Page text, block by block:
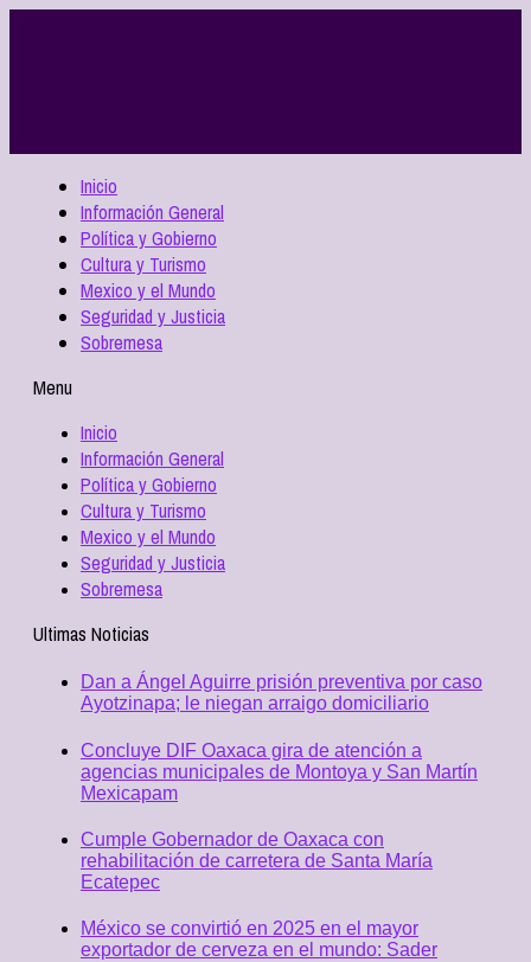
Inicio
Información General
Política y Gobierno
Cultura y Turismo
Mexico y el Mundo
Seguridad y Justicia
Sobremesa
Menu
Inicio
Información General
Política y Gobierno
Cultura y Turismo
Mexico y el Mundo
Seguridad y Justicia
Sobremesa
Ultimas Noticias
Dan a Ángel Aguirre prisión preventiva por caso
Ayotzinapa; le niegan arraigo domiciliario
Concluye DIF Oaxaca gira de atención a
agencias municipales de Montoya y San Martín
Mexicapam
Cumple Gobernador de Oaxaca con
rehabilitación de carretera de Santa María
Ecatepec
México se convirtió en 2025 en el mayor
exportador de cerveza en el mundo: Sader